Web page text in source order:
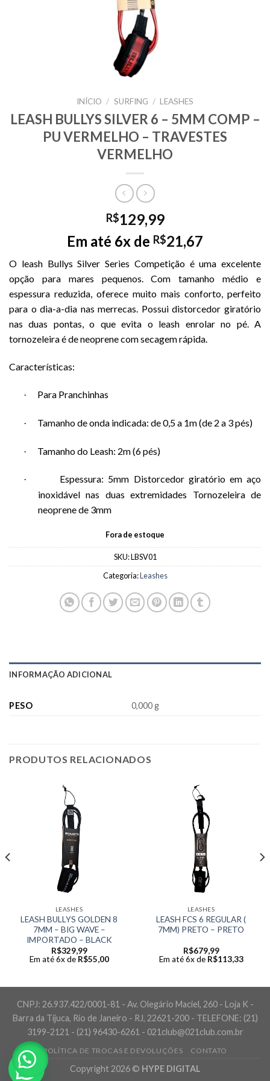
INÍCIO / SURFING / LEASHES
LEASH BULLYS SILVER 6 – 5MM COMP –
PU VERMELHO – TRAVESTES
VERMELHO
R$129,99
Em até 6x de R$21,67
O leash Bullys Silver Series Competição é uma excelente
opção para mares pequenos. Com tamanho médio e
espessura reduzida, oferece muito mais conforto, perfeito
para o dia-a-dia nas merrecas. Possui distorcedor giratório
nas duas pontas, o que evita o leash enrolar no pé. A
tornozeleira é de neoprene com secagem rápida.
Características:
· Para Pranchinhas
· Tamanho de onda indicada: de 0,5 a 1m (de 2 a 3 pés)
· Tamanho do Leash: 2m (6 pés)
·
Espessura: 5mm Distorcedor giratório em aço
inoxidável nas duas extremidades Tornozeleira de
neoprene de 3mm
Fora de estoque
SKU:LBSV01
Categoria:Leashes
INFORMAÇÃO ADICIONAL
PESO 0,000 g
PRODUTOS RELACIONADOS
LEASHES
LEASH BULLYS GOLDEN 8
7MM – BIG WAVE –
IMPORTADO – BLACK
R$329,99
Em até 6x de R$55,00
LEASHES
LEASH FCS 6 REGULAR (
7MM) PRETO – PRETO
R$679,99
Em até 6x de R$113,33
CNPJ: 26.937.422/0001-81 - Av. Olegário Maciel, 260 - Loja K -
Barra da Tijuca, Rio de Janeiro - RJ, 22621-200 - TELEFONE: (21)
3199-2121 - (21) 96430-6261 - 021club@021club.com.br
POLÍTICA DE TROCAS E DEVOLUÇÕES CONTATO
Copyright 2026 © HYPE DIGITAL